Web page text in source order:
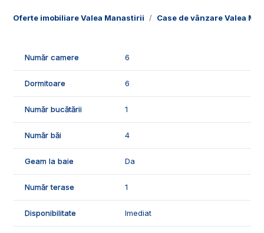
Oferte imobiliare Valea Manastirii Case de vânzare Valea
curent si canalizare.
- 6 dormitoare;
- 4 bai;
- 1 bucatarie;
- 1 terasa;
- 2 holuri mari;
- 1 camera tehnica.
🌡️Confortul termic este asigurat de centrala termica pe lemne,
apa calda.
Număr camere 6
Dormitoare 6
Număr bucătării 1
Număr băi 4
Geam la baie Da
Număr terase 1
Disponibilitate Imediat